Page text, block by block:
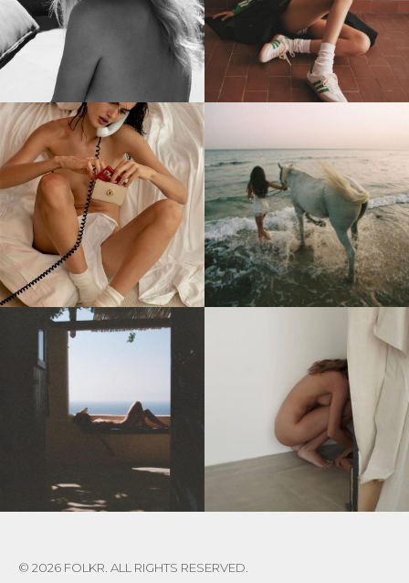
© 2026 FOLKR. ALL RIGHTS RESERVED.